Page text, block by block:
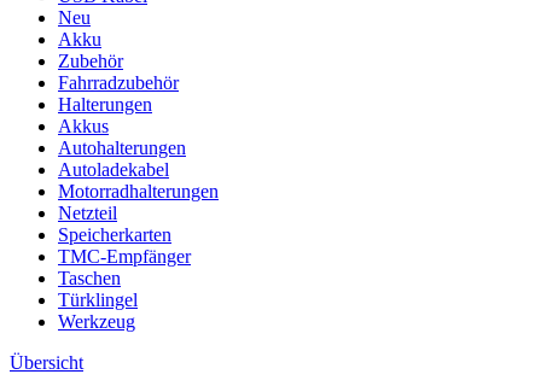
Neu
Akku
Zubehör
Fahrradzubehör
Halterungen
Akkus
Autohalterungen
Autoladekabel
Motorradhalterungen
Netzteil
Speicherkarten
TMC-Empfänger
Taschen
Türklingel
Werkzeug
Übersicht